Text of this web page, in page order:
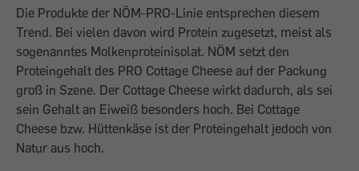
Die Produkte der NÖM-PRO-Linie entsprechen diesem
Trend. Bei vielen davon wird Protein zugesetzt, meist als
sogenanntes Molkenproteinisolat. NÖM setzt den
Proteingehalt des PRO Cottage Cheese auf der Packung
groß in Szene. Der Cottage Cheese wirkt dadurch, als sei
sein Gehalt an Eiweiß besonders hoch. Bei Cottage
Cheese bzw. Hüttenkäse ist der Proteingehalt jedoch von
Natur aus hoch.